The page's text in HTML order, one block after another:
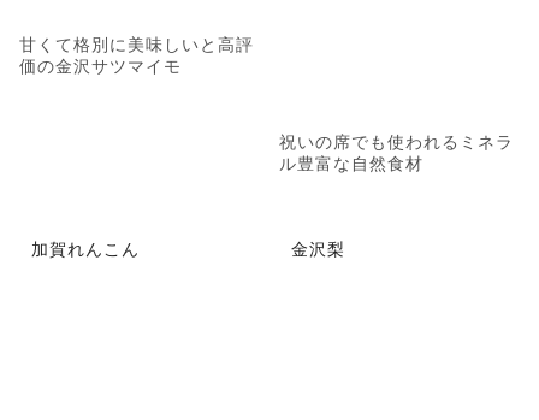
甘くて格別に美味しいと高評
価の金沢サツマイモ
祝いの席でも使われるミネラ
ル豊富な自然食材
加賀れんこん 金沢梨